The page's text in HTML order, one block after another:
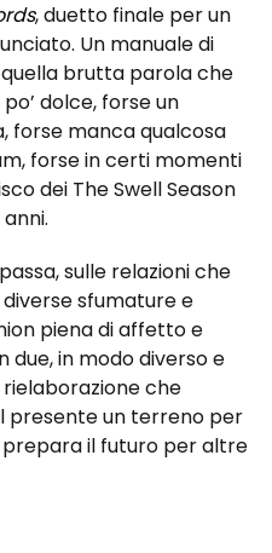
, duetto finale per un
Un manuale di
brutta parola che
dolce, forse un
forse manca qualcosa
forse in certi momenti
dei The Swell Season
sulle relazioni che
sfumature e
piena di affetto e
due, in modo diverso e
che
presente un terreno per
il futuro per altre